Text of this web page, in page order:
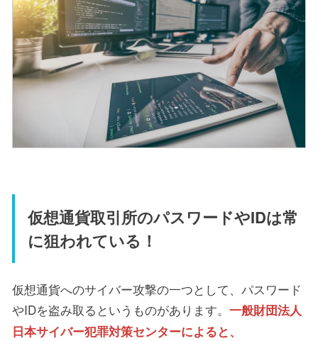
仮想通貨取引所のパスワードやIDは常
に狙われている！
仮想通貨へのサイバー攻撃の一つとして、パスワード
やIDを盗み取るというものがあります。 一般財団法人
日本サイバー犯罪対策センターによると、